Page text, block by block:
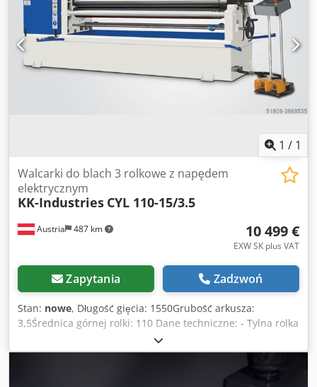
szerokość rolki 87 / 115 mm. - Zestaw rolek nr 3 z
pierścieniem adaptacyjnym z Ø 93 do Ø 60 mm bez rowka
wpustowego. Maszyna miała 2 napędzane rolki. Waga
wszystkich rolek 57 kg. Stan dobry. Crjdpfxoglaq Io Apbef
1 / 1
Austria 487 km
Walcarki do blach 3 rolkowe z napędem
elektrycznym
KK-Industries CYL 110-15/3.5
10 499 €
EXW SK plus VAT
Zapytania Zadzwoń
Stan: nowe, Długość gięcia: 1550Grubość arkusza:
3,5Średnica górnej rolki: 110 Dane techniczne: - Tylna rolka
napędzana silnikiem - Urządzenie do gięcia stożkowego -
Cały korpus wykonany jest ze stali St 52 - Silnik główny z
układem hamulcowym - Górne i dolne rolki napędzane
silnikiem elektrycznym, skrzynią biegów i układem